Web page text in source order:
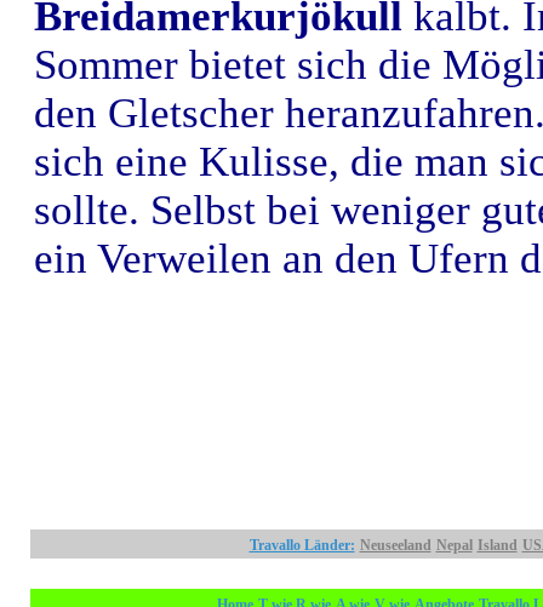
Breidamerkurjökull kalbt.
Sommer bietet sich die
den Gletscher
sich eine Kulisse, die man
sollte. Selbst bei weniger
ein Verweilen an den Ufern
Travallo Länder: Neuseeland Nepal Island